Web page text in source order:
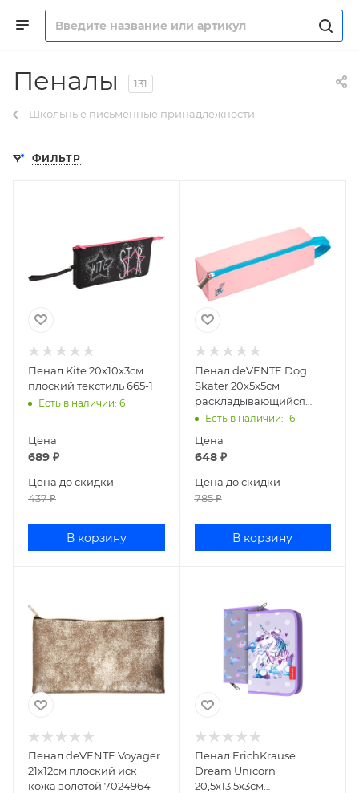
Пеналы 131
Школьные письменные принадлежности
ФИЛЬТР
Пенал Kite 20х10х3см
плоский текстиль 665-1
Есть в наличии: 6
Цена
689 ₽
Цена до скидки
437₽
В корзину
Пенал deVENTE Dog
Skater 20x5x5см
раскладывающийся
силикон розовый
Есть в наличии: 16
Цена
648₽
Цена до скидки
785₽
В корзину
Пенал deVENTE Voyager
21x12см плоский иск
кожа золотой 7024964
Пенал ErichKrause
Dream Unicorn
20,5х13,5х3см